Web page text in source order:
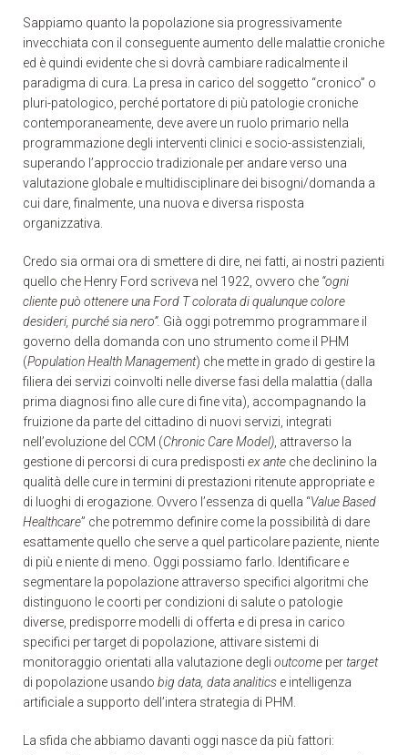
Sappiamo quanto la popolazione sia progressivamente
invecchiata con il conseguente aumento delle malattie croniche
ed è quindi evidente che si dovrà cambiare radicalmente il
paradigma di cura. La presa in carico del soggetto “cronico” o
pluri-patologico, perché portatore di più patologie croniche
contemporaneamente, deve avere un ruolo primario nella
programmazione degli interventi clinici e socio-assistenziali,
superando l’approccio tradizionale per andare verso una
valutazione globale e multidisciplinare dei bisogni/domanda a
cui dare, finalmente, una nuova e diversa risposta
organizzativa.
Credo sia ormai ora di smettere di dire, nei fatti, ai nostri pazienti
quello che Henry Ford scriveva nel 1922, ovvero che “ogni
cliente può ottenere una Ford T colorata di qualunque colore
desideri, purché sia nero”. Già oggi potremmo programmare il
governo della domanda con uno strumento come il PHM
(Population Health Management) che mette in grado di gestire la
filiera dei servizi coinvolti nelle diverse fasi della malattia (dalla
prima diagnosi fino alle cure di fine vita), accompagnando la
fruizione da parte del cittadino di nuovi servizi, integrati
nell’evoluzione del CCM (Chronic Care Model) , attraverso la
gestione di percorsi di cura predisposti ex ante che declinino la
qualità delle cure in termini di prestazioni ritenute appropriate e
di luoghi di erogazione. Ovvero l’essenza di quella “Value Based
Healthcare” che potremmo definire come la possibilità di dare
esattamente quello che serve a quel particolare paziente, niente
di più e niente di meno. Oggi possiamo farlo. Identificare e
segmentare la popolazione attraverso specifici algoritmi che
distinguono le coorti per condizioni di salute o patologie
diverse, predisporre modelli di offerta e di presa in carico
specifici per target di popolazione, attivare sistemi di
monitoraggio orientati alla valutazione degli outcome pertarget
di popolazione usando big data, data analitics e intelligenza
artificiale a supporto dell’intera strategia di PHM.
La sfida che abbiamo davanti oggi nasce da più fattori: